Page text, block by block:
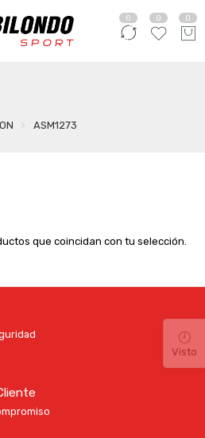
0 0 0
ASM1273
que coincidan con tu selección.
Visto